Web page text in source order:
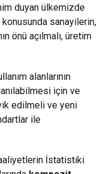
duyan ülkemizde
sanayilerin,
önü açılmalı, üretim
alanlarının
için ve
edilmeli ve yeni
ile
İstatistiki